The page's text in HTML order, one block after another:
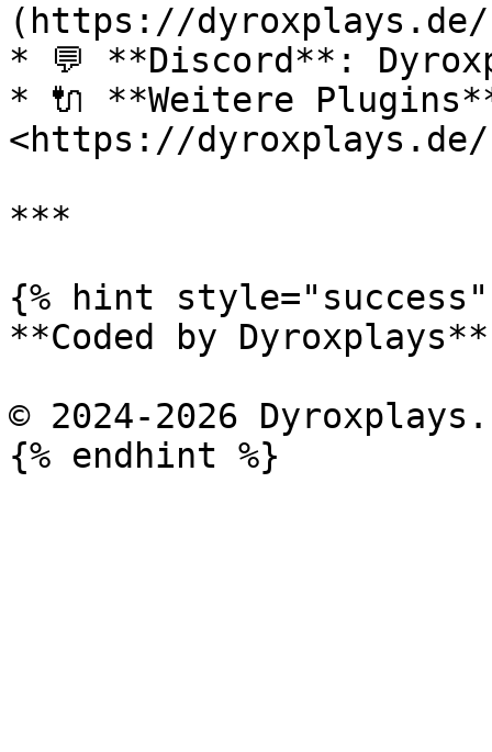
(https://
* 💬 **Discord**:
* 🔌 **Weitere
<https://dyroxplays.de/
***
{% hint style="success"
**Coded by Dyroxplays**
© 2024-2026